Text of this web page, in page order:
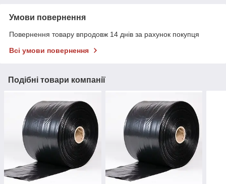
Умови повернення
Повернення товару впродовж 14 днів за рахунок покупця
Всі умови повернення
Подібні товари компанії